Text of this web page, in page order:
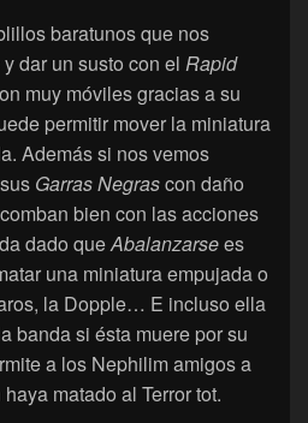
baratunos que nos
dar un susto con el Rapid
muy móviles gracias a su
permitir mover la miniatura
Además si nos vemos
Garras Negrascon daño
bien con las acciones
dado queAbalanzarsees
una miniatura empujada o
la Dopple… E incluso ella
banda si ésta muere por su
a los Nephilim amigos a
matado al Terror tot.